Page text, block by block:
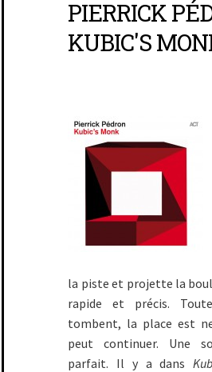
PIERRICK
KUBIC'S
la piste et projette la
rapide et précis.
tombent, la place est
peut continuer. Une
parfait. Il y a dans